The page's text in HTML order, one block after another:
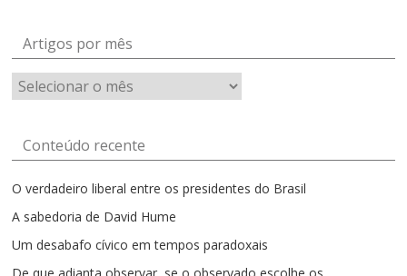
Artigos por mês
Artigos
por
Conteúdo recente
O verdadeiro liberal entre os presidentes do Brasil
A sabedoria de David Hume
Um desabafo cívico em tempos paradoxais